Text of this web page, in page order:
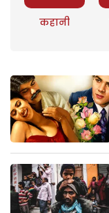
कहानी